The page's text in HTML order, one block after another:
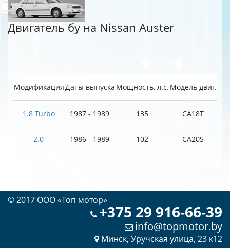
Двигатель бу на Nissan Auster
МодификацияДаты выпуска Мощность, л.с. Модель двиг.
1.8 Turbo 1987 - 1989 135 CA18T
2.0 1986 - 1989 102 CA20S
© 2017 OOO «Топ мотор»
+375 29 916-66-39
info@topmotor.by
Минск, Уручская улица, 23 к12